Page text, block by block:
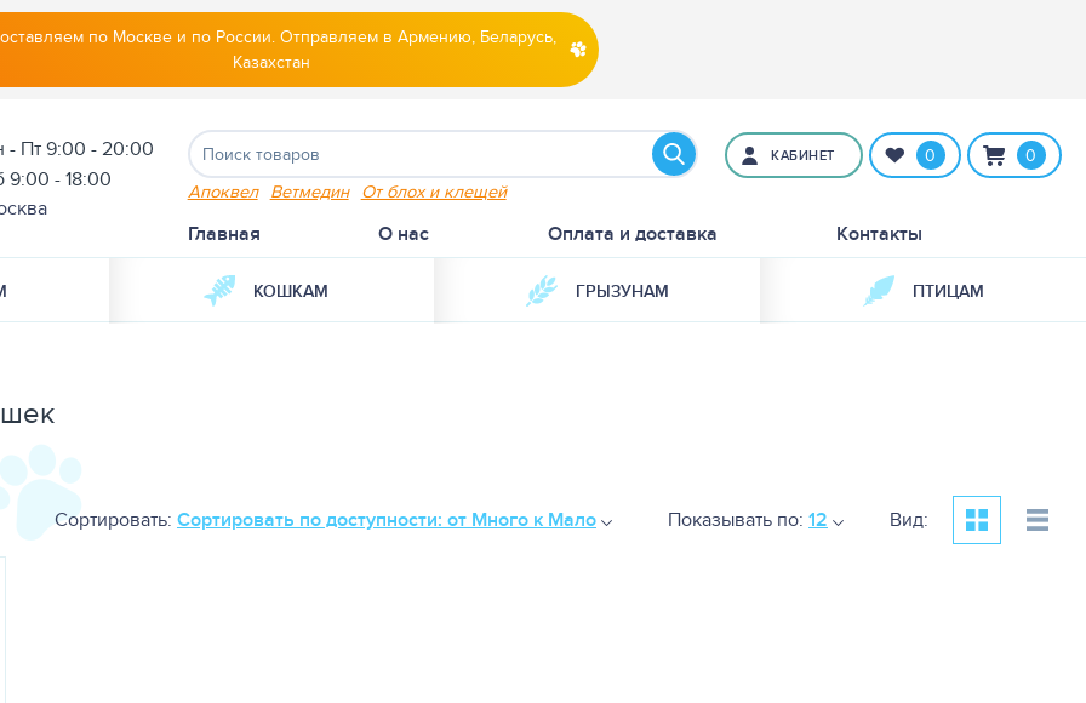
по Москве и по России. Отправляем в Армению, Беларусь,
Казахстан
- Пт 9:00 - 20:00
9:00 - 18:00
Апоквел Ветмедин От блох и клещей
КАБИНЕТ 0 0
Главная О нас Оплата и доставка Контакты
КОШКАМ ГРЫЗУНАМ ПТИЦАМ
Сортировать: Сортировать по доступности: от Много к Мало Показывать по: 12 Вид: